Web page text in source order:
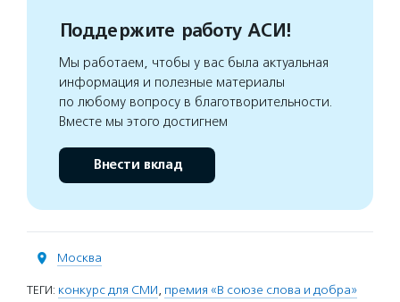
Поддержите работу АСИ!
Мы работаем, чтобы у вас была актуальная
информация и полезные материалы
по любому вопросу в благотворительности.
Вместе мы этого достигнем
Внести вклад
Москва
ТЕГИ: конкурс для СМИ, премия «В союзе слова и добра»